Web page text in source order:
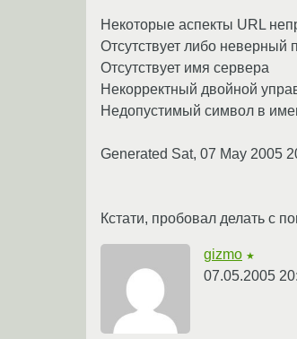
Некоторые аспекты URL
Отсутствует либо неверный
Отсутствует имя сервера
Некорректный двойной
Недопустимый символ в
Generated Sat, 07 May 2005
Кстати, пробовал делать с
gizmo ★
07.05.2005